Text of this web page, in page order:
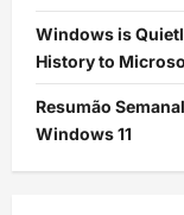
Windows is
History to
Resumão
Windows 11